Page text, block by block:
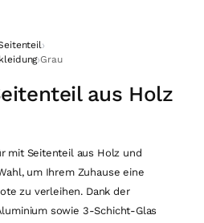
›
›Grau
aus Holz
mit Seitenteil aus Holz und
um Ihrem Zuhause eine
zu verleihen. Dank der
sowie 3-Schicht-Glas